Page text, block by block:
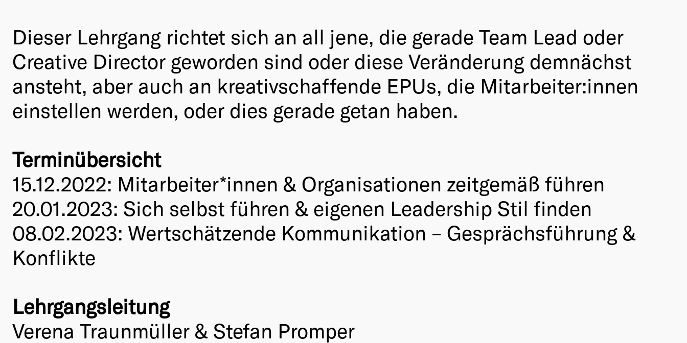
Dieser Lehrgang richtet sich an all jene, die gerade Team Lead oder
Creative Director geworden sind oder diese Veränderung demnächst
ansteht, aber auch an kreativschaffende EPUs, die Mitarbeiter:innen
einstellen werden, oder dies gerade getan haben.
Terminübersicht
15.12.2022: Mitarbeiter*innen & Organisationen zeitgemäß führen
20.01.2023: Sich selbst führen & eigenen Leadership Stil finden
08.02.2023: Wertschätzende Kommunikation – Gesprächsführung &
Konflikte
Lehrgangsleitung
Verena Traunmüller & Stefan Promper